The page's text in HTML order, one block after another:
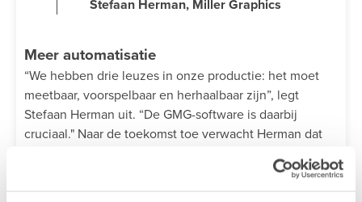
Stefaan Herman, Miller Graphics
Meer automatisatie
“We hebben drie leuzes in onze productie: het moet
meetbaar, voorspelbaar en herhaalbaar zijn”, legt
Stefaan Herman uit. “De GMG-software is daarbij
cruciaal." Naar de toekomst toe verwacht Herman dat
automatisatie. “Dat is ook wat wij als Belgisch bedrijf
moeten doen om internationaal succesvol te zijn. We